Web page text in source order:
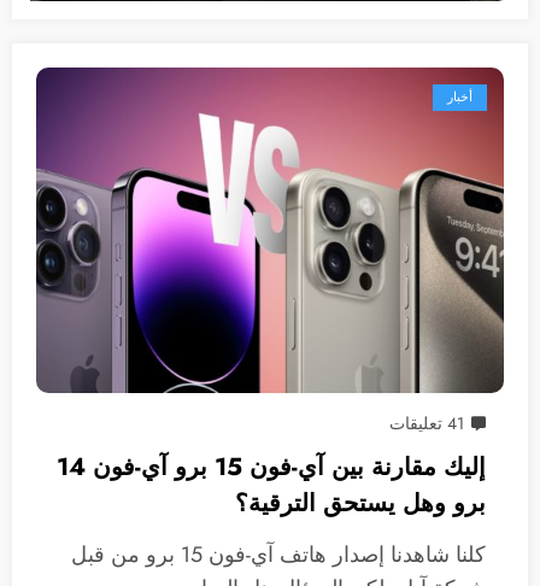
أخبار
41 تعليقات
إليك مقارنة بين آي-فون 15 برو آي-فون 14
برو وهل يستحق الترقية؟
كلنا شاهدنا إصدار هاتف آي-فون 15 برو من قبل